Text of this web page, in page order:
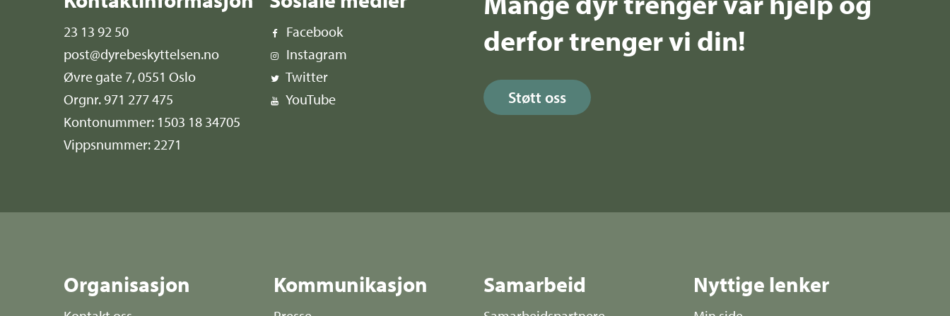
23 13 92 50
post@dyrebeskyttelsen.no
Øvre gate 7, 0551 Oslo
Orgnr. 971 277 475
Kontonummer: 1503 18 34705
Vippsnummer: 2271
Facebook
Instagram
Twitter
YouTube
derfor trenger vi din!
Støtt oss
Organisasjon Kommunikasjon Samarbeid Nyttige lenker